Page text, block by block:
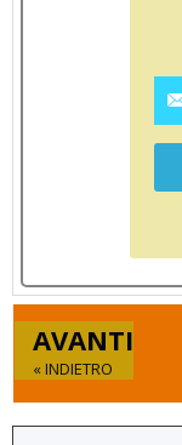
AVANTI
« INDIETRO